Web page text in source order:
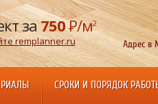
за750Р/м2
remplanner.ru Адрес в
СРОКИ И ПОРЯДОК